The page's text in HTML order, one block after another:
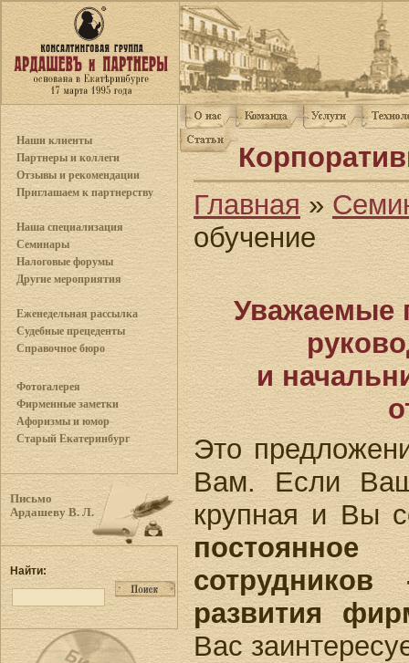
Наши клиенты
Партнеры и коллеги
Отзывы и рекомендации
Приглашаем к партнерству
Наша специализация
Семинары
Налоговые форумы
Другие мероприятия
Еженедельная рассылка
Судебные прецеденты
Справочное бюро
Фотогалерея
Фирменные заметки
Афоризмы и юмор
Старый Екатеринбург
Письмо
Ардашеву В. Л.
Найти:
Главная»
обучение
Уважаемые
и
Это
Вам. Если
крупная и Вы
постоянное
развития
Вас